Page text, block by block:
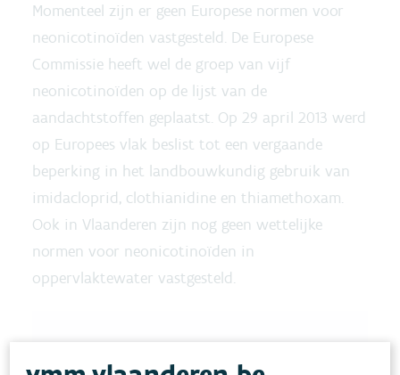
Momenteel zijn er geen Europese normen voor
neonicotinoïden vastgesteld. De Europese
Commissie heeft wel de groep van vijf
neonicotinoïden op de lijst van de
aandachtstoffen geplaatst. Op 29 april 2013 werd
op Europees vlak beslist tot een vergaande
beperking in het landbouwkundig gebruik van
imidacloprid, clothianidine en thiamethoxam.
Ook in Vlaanderen zijn nog geen wettelijke
normen voor neonicotinoïden in
oppervlaktewater vastgesteld.